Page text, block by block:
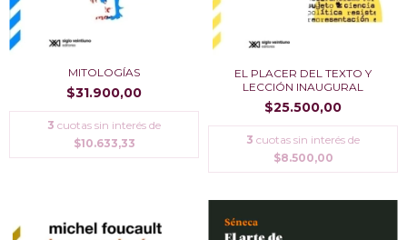
MITOLOGÍ­AS
$31.900,00
3 cuotas sin interés de
$10.633,33
EL PLACER DEL TEXTO Y
LECCIÓN INAUGURAL
$25.500,00
3 cuotas sin interés de
$8.500,00